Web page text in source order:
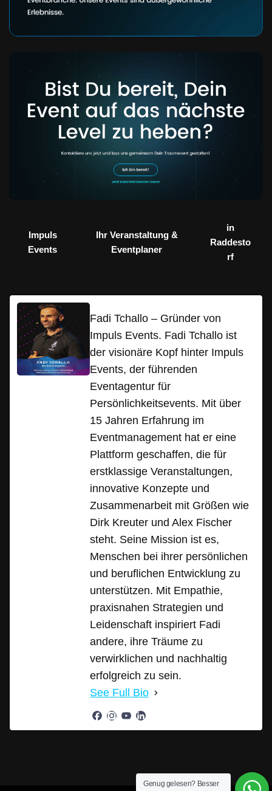
Impuls
Events
Ihr Veranstaltung &
Eventplaner
in
Raddesto
rf
Fadi Tchallo – Gründer von
Impuls Events. Fadi Tchallo ist
der visionäre Kopf hinter Impuls
Events, der führenden
Eventagentur für
Persönlichkeitsevents. Mit über
15 Jahren Erfahrung im
Eventmanagement hat er eine
Plattform geschaffen, die für
erstklassige Veranstaltungen,
innovative Konzepte und
Zusammenarbeit mit Größen wie
Dirk Kreuter und Alex Fischer
steht. Seine Mission ist es,
Menschen bei ihrer persönlichen
und beruflichen Entwicklung zu
unterstützen. Mit Empathie,
praxisnahen Strategien und
Leidenschaft inspiriert Fadi
andere, ihre Träume zu
verwirklichen und nachhaltig
erfolgreich zu sein.
See Full Bio
Genug gelesen? Besser